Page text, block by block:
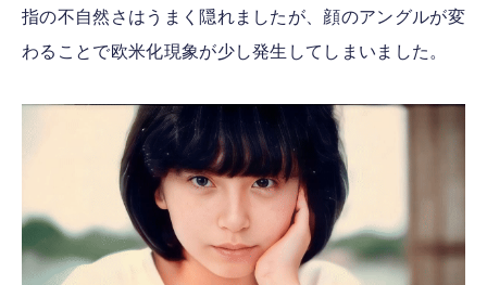
指の不自然さはうまく隠れましたが、顔のアングルが変
わることで欧米化現象が少し発生してしまいました。